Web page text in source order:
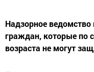
Надзорное ведомство
граждан, которые по
возраста не могут